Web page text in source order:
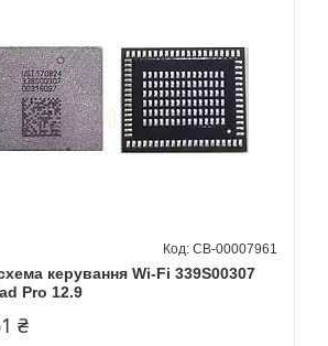
керування Wi-Fi 339S00307
Pro 12.9
CB-00007961
₴